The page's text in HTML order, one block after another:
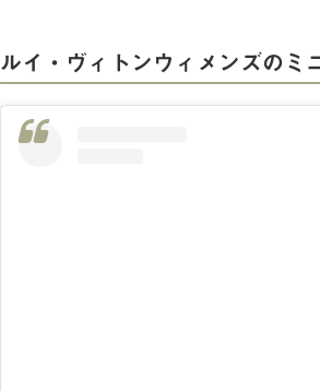
ルイ・ヴィトンウィメンズのミ